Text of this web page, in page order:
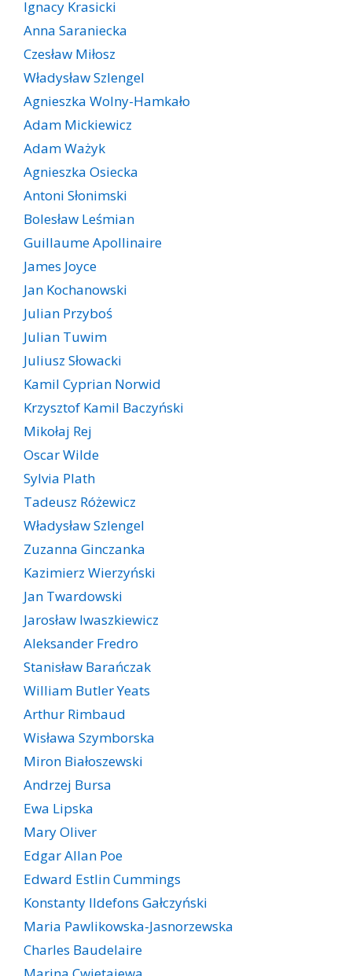
Ignacy Krasicki
Anna Saraniecka
Czesław Miłosz
Władysław Szlengel
Agnieszka Wolny-Hamkało
Adam Mickiewicz
Adam Ważyk
Agnieszka Osiecka
Antoni Słonimski
Bolesław Leśmian
Guillaume Apollinaire
James Joyce
Jan Kochanowski
Julian Przyboś
Julian Tuwim
Juliusz Słowacki
Kamil Cyprian Norwid
Krzysztof Kamil Baczyński
Mikołaj Rej
Oscar Wilde
Sylvia Plath
Tadeusz Różewicz
Władysław Szlengel
Zuzanna Ginczanka
Kazimierz Wierzyński
Jan Twardowski
Jarosław Iwaszkiewicz
Aleksander Fredro
Stanisław Barańczak
William Butler Yeats
Arthur Rimbaud
Wisława Szymborska
Miron Białoszewski
Andrzej Bursa
Ewa Lipska
Mary Oliver
Edgar Allan Poe
Edward Estlin Cummings
Konstanty Ildefons Gałczyński
Maria Pawlikowska-Jasnorzewska
Charles Baudelaire